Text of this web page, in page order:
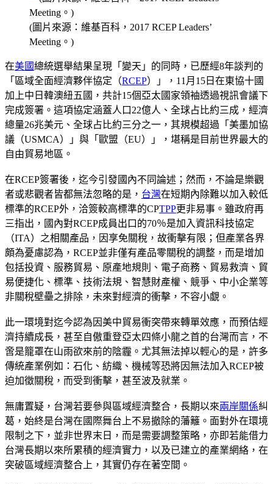
(圖片來源：維基百科，2017 RCEP Leaders’
Meeting。)
在美國總統選舉結果呈現「變天」的同時，已歷經8年談判的
「區域全面經濟夥伴協定（RCEP）」，11月15日在東協十國
加上中日韓澳紐五國，共計15個亞太國家領袖透過視訊會議下
完成簽署。這項協定涵蓋人口22億人、全球占比約三成，經濟
總量26兆美元、全球占比約三分之一，其規模超過「美墨加協
議（USMCA）」與「歐盟（EU）」，堪稱是目前世界最大的
自由貿易地區。
在RCEP簽署後，迄今引發國內不同論述；然而，不論是樂觀
者或悲觀者皆都無法忽略的是， 台灣在短期內除難以加入較低
標準的RCEP外，洽簽較高標準的CPTPP更非易事。雖政府再
三指出，國內對RCEP成員出口的70％是加入資訊科技協定
（ITA）之相關產品，因享免關稅，故衝擊有限；但產業各界
頗為憂慮認為，RCEP並非僅有產品零關稅的調整，而是增加
包括投資、服務貿易、原產地規則、電子商務、貿易救濟、貿
易便捷化、標準、技術法規、智慧財產權、競爭、中小企業等
非關稅壁壘之排除，未來對經濟的衝擊，不容小覷。
此一環境對迄今認為因美中貿易衝突帶來轉單效應，而預估經
濟持續成長，甚至自傲重登亞太四條小龍之首的台灣而言，不
啻是籠罩在山雨欲來前的陰霾。尤其無法掉以輕心的是，許多
傳統產業例如：石化、紡織、機械等恐將因無法加入RCEP被
迫加徵關稅，而受到衝擊，甚至波及就業。
無庸置疑，台灣若要參與區域經濟整合，長期以來兩岸關係糾
葛，始終是台灣在國際舞台上不易撤除的藩籬。面對外在環境
限制之下，並非世界末日，而是需要調整策略，亦即若能借力
台灣長期以來所累積的經濟實力，以及已建立的產業網絡，在
突破區域經濟整合上，其實仍存在著空間。